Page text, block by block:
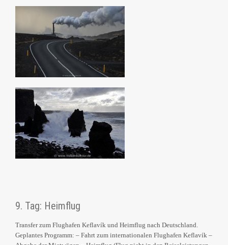
9. Tag: Heimflug
Transfer zum Flughafen Keflavík und Heimflug nach Deutschland.
Geplantes Programm: – Fahrt zum internationalen Flughafen Keflavík –